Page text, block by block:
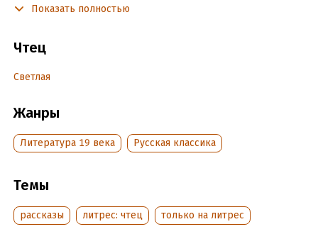
рамы и стекла…»
Подробная информация
Дата написания:
Дата поступления:
Показать полностью
Чтец
Светлая
Жанры
Литература 19 века Русская классика
Темы
рассказы литрес: чтец только на литрес